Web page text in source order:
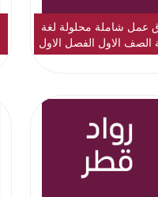
عمل شاملة محلولة لغة
الصف الاول الفصل الاول